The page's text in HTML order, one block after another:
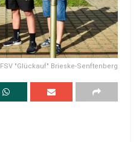
FSV "Glückauf" Brieske-Senftenberg